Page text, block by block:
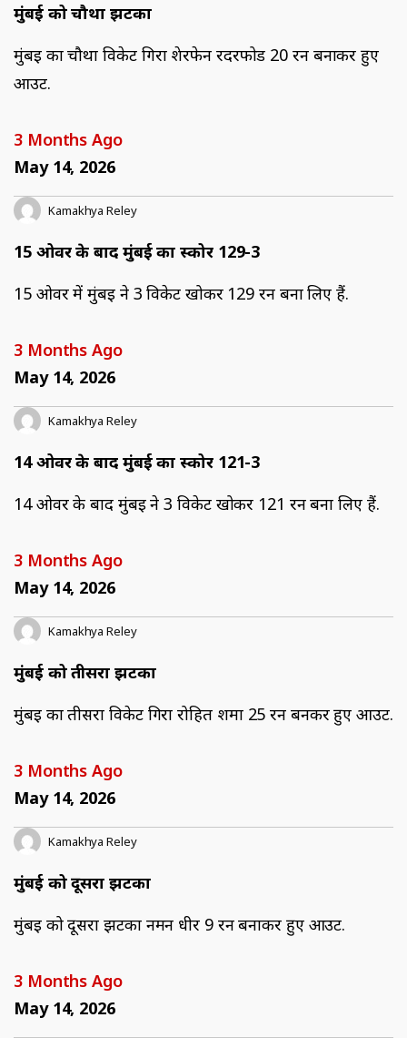
मुंबई को चौथा झटका
मुंबई का चौथा विकेट गिरा शेरफेन रदरफोर्ड 20 रन बनाकर हुए
आउट.
3 Months Ago
May 14, 2026
Kamakhya Reley
15 ओवर के बाद मुंबई का स्कोर 129-3
15 ओवर में मुंबई ने 3 विकेट खोकर 129 रन बना लिए हैं.
3 Months Ago
May 14, 2026
Kamakhya Reley
14 ओवर के बाद मुंबई का स्कोर 121-3
14 ओवर के बाद मुंबई ने 3 विकेट खोकर 121 रन बना लिए हैं.
3 Months Ago
May 14, 2026
Kamakhya Reley
मुंबई को तीसरा झटका
मुंबई का तीसरा विकेट गिरा रोहित शर्मा 25 रन बनकर हुए आउट.
3 Months Ago
May 14, 2026
Kamakhya Reley
मुंबई को दूसरा झटका
मुंबई को दूसरा झटका नमन धीर 9 रन बनाकर हुए आउट.
3 Months Ago
May 14, 2026